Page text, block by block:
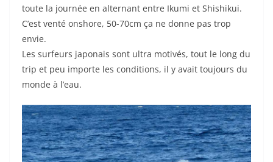
toute la journée en alternant entre Ikumi et Shishikui.
C’est venté onshore, 50-70cm ça ne donne pas trop
envie.
Les surfeurs japonais sont ultra motivés, tout le long du
trip et peu importe les conditions, il y avait toujours du
monde à l’eau.